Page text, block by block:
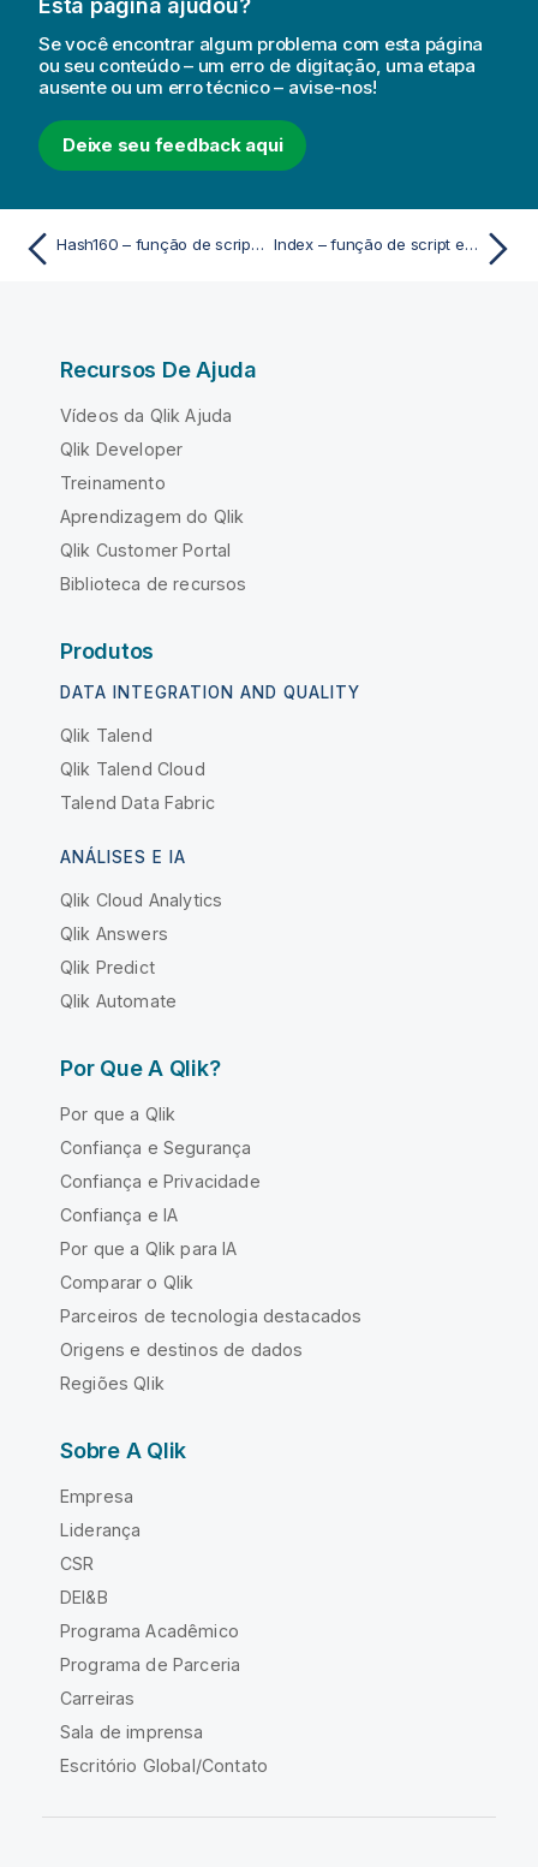
Esta página ajudou?
Se você encontrar algum problema com esta página
ou seu conteúdo – um erro de digitação, uma etapa
ausente ou um erro técnico – avise-nos!
Deixe seu feedback aqui
Hash160 – função de script e gráfico Index – função de script e gráfico
Recursos De Ajuda
Vídeos da Qlik Ajuda
Qlik Developer
Treinamento
Aprendizagem do Qlik
Qlik Customer Portal
Biblioteca de recursos
Produtos
DATA INTEGRATION AND QUALITY
Qlik Talend
Qlik Talend Cloud
Talend Data Fabric
ANÁLISES E IA
Qlik Cloud Analytics
Qlik Answers
Qlik Predict
Qlik Automate
Por Que A Qlik?
Por que a Qlik
Confiança e Segurança
Confiança e Privacidade
Confiança e IA
Por que a Qlik para IA
Comparar o Qlik
Parceiros de tecnologia destacados
Origens e destinos de dados
Regiões Qlik
Sobre A Qlik
Empresa
Liderança
CSR
DEI&B
Programa Acadêmico
Programa de Parceria
Carreiras
Sala de imprensa
Escritório Global/Contato